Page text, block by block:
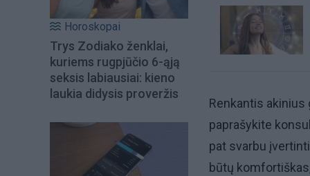
Horoskopai
Trys Zodiako ženklai,
kuriems rugpjūčio 6-ąją
seksis labiausiai: kieno
laukia didysis proveržis
Renkantis
paprašykite
pat svarbu
būtų